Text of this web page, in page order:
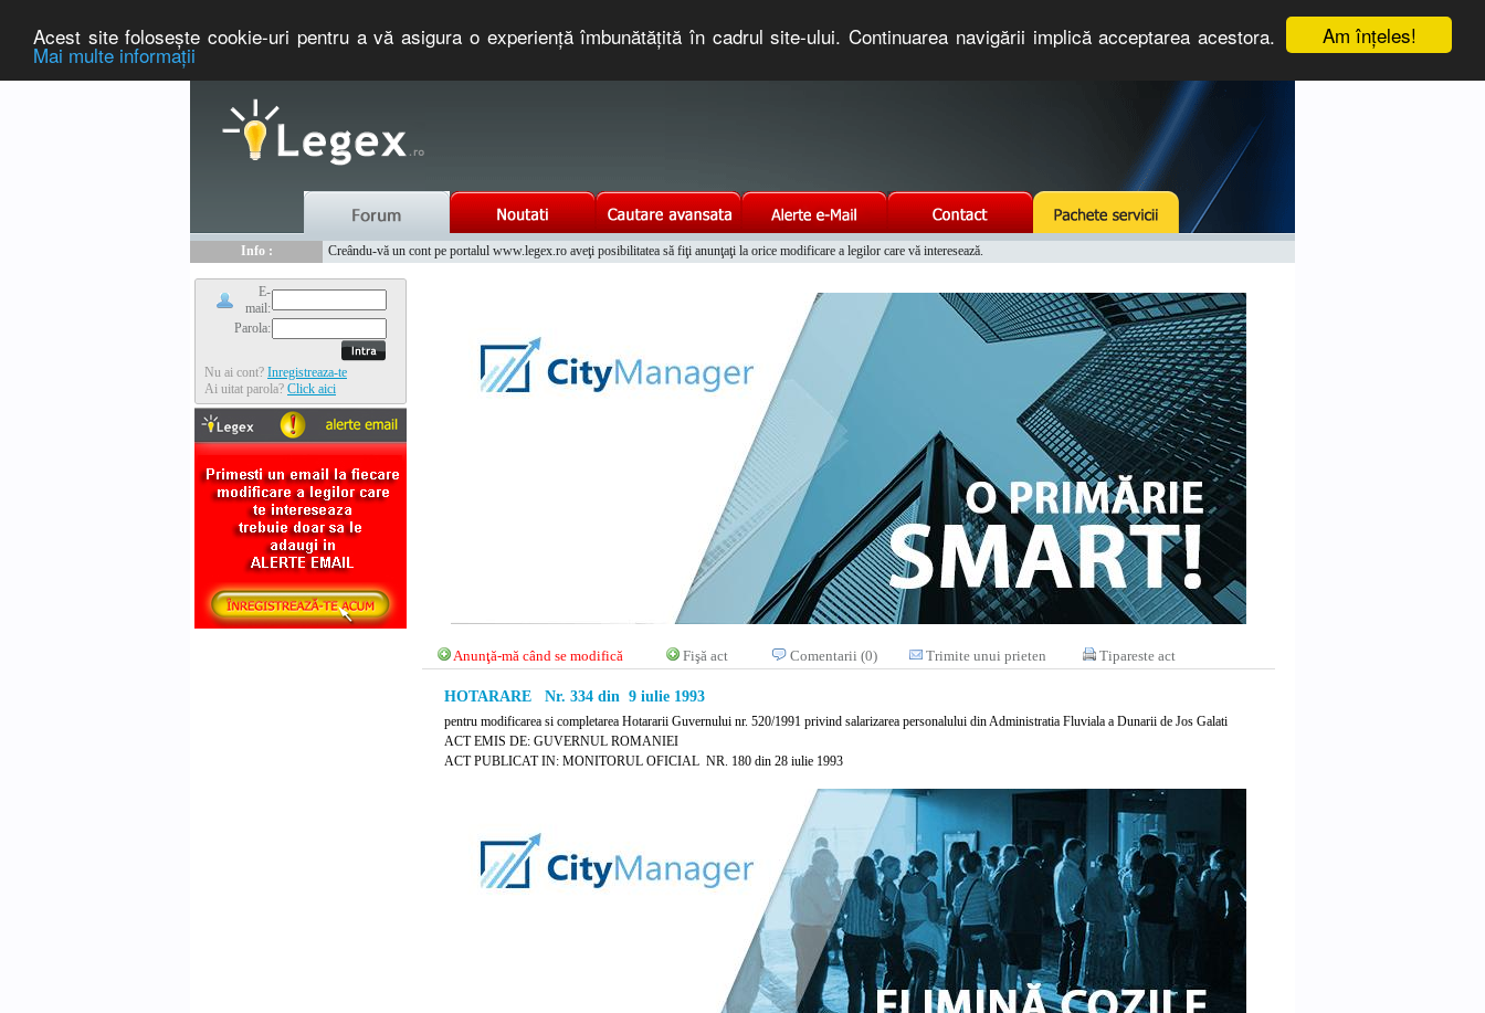
Am înţeles!
Acest site foloseşte cookie-uri pentru a vă asigura o experienţă îmbunătăţită în cadrul site-ului. Continuarea navigării implică acceptarea acestora.
Mai multe informaţii
Info :
Creându-vă un cont pe portalul www.legex.ro aveţi posibilitatea să fiţi anunţaţi la orice modificare a legilor care vă interesează.
E-
mail:
Parola:
Nu ai cont? Inregistreaza-te
Ai uitat parola? Click aici
Anunţă-mă când se modifică Fişă act Comentarii (0) Trimite unui prieten Tipareste act
HOTARARE Nr. 334 din 9 iulie 1993
pentru modificarea si completarea Hotararii Guvernului nr. 520/1991 privind salarizarea personalului din Administratia Fluviala a Dunarii de Jos Galati
ACT EMIS DE: GUVERNUL ROMANIEI
ACT PUBLICAT IN: MONITORUL OFICIAL NR. 180 din 28 iulie 1993